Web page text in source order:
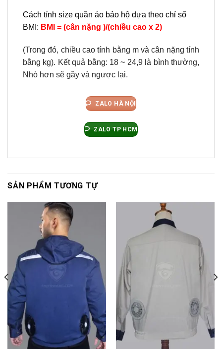
Cách tính size quần áo bảo hộ dựa theo chỉ số
BMI: BMI = (cân nặng )/(chiều cao x 2)
(Trong đó, chiều cao tính bằng m và cân nặng tính
bằng kg). Kết quả bằng: 18 ~ 24,9 là bình thường,
Nhỏ hơn sẽ gầy và ngược lại.
ZALO HÀ NỘI
ZALO TP HCM
SẢN PHẨM TƯƠNG TỰ